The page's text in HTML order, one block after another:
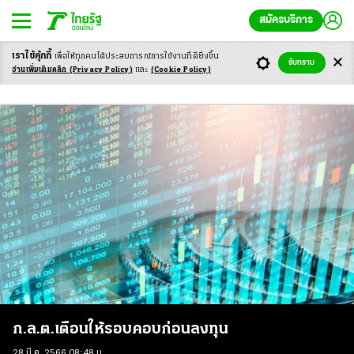
สมัครบริการ
Credit Suisse
ก.ล.ต.เตือนให้รอบคอบก่อนลงทุน
เราใช้คุ้กกี้ เพื่อให้ทุกคนได้ประสบการณ์การใช้งานที่ดียิ่งขึ้น
อ่านเพิ่มเติมคลิก (Privacy Policy) และ (Cookie Policy)
รับทราบ